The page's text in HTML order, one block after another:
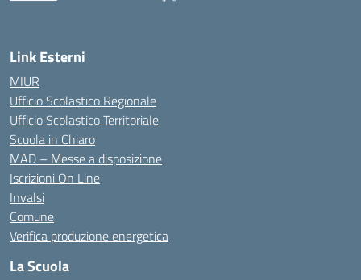
Link Esterni
MIUR
Ufficio Scolastico Regionale
Ufficio Scolastico Territoriale
Scuola in Chiaro
MAD – Messe a disposizione
Iscrizioni On Line
Invalsi
Comune
Verifica produzione energetica
La Scuola